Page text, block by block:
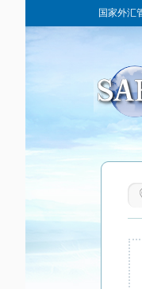
国家外汇